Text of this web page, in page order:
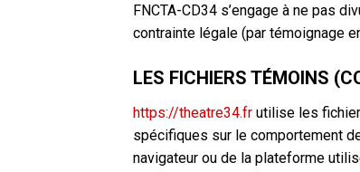
FNCTA-CD34 s’engage à ne pas
contrainte légale (par témoignage
LES FICHIERS TÉMOINS
https://theatre34.fr utilise les
spécifiques sur le comportement
navigateur ou de la plateforme